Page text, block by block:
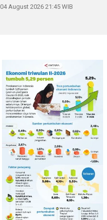
04 August 2026 21:45 WIB